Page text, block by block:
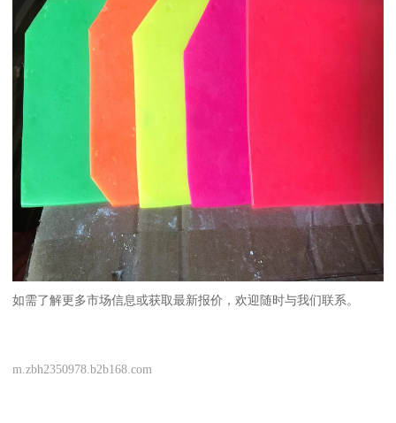
如需了解更多市场信息或获取最新报价，欢迎随时与我们联系。
m.zbh2350978.b2b168.com